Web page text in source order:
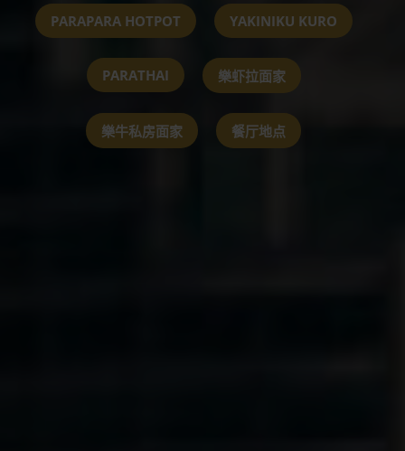
PARAPARA HOTPOT YAKINIKU KURO
PARATHAI 樂虾拉面家
樂牛私房面家 餐厅地点